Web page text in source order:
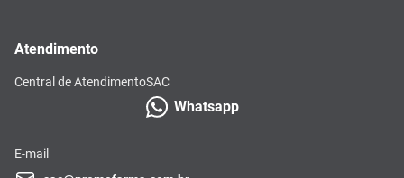
Atendimento
Central de AtendimentoSAC
Whatsapp
E-mail